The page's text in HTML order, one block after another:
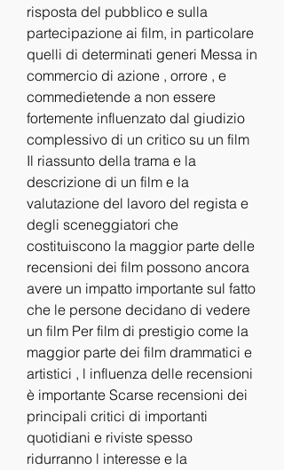
risposta del pubblico e sulla
partecipazione ai film, in particolare
quelli di determinati generi Messa in
commercio di azione , orrore , e
commedietende a non essere
fortemente influenzato dal giudizio
complessivo di un critico su un film
Il riassunto della trama e la
descrizione di un film e la
valutazione del lavoro del regista e
degli sceneggiatori che
costituiscono la maggior parte delle
recensioni dei film possono ancora
avere un impatto importante sul fatto
che le persone decidano di vedere
un film Per film di prestigio come la
maggior parte dei film drammatici e
artistici , l influenza delle recensioni
è importante Scarse recensioni dei
principali critici di importanti
quotidiani e riviste spesso
ridurranno l interesse e la